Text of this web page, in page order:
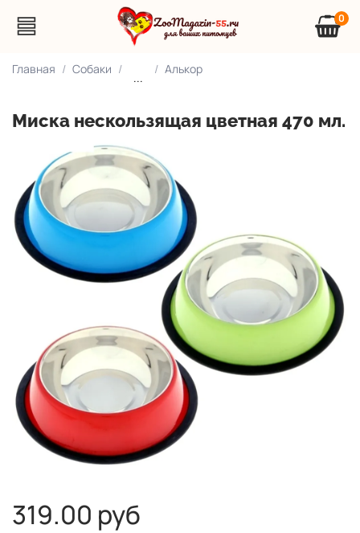
0
Главная Собаки
...
Алькор
Миска нескользящая цветная 470 мл.
319.00 руб